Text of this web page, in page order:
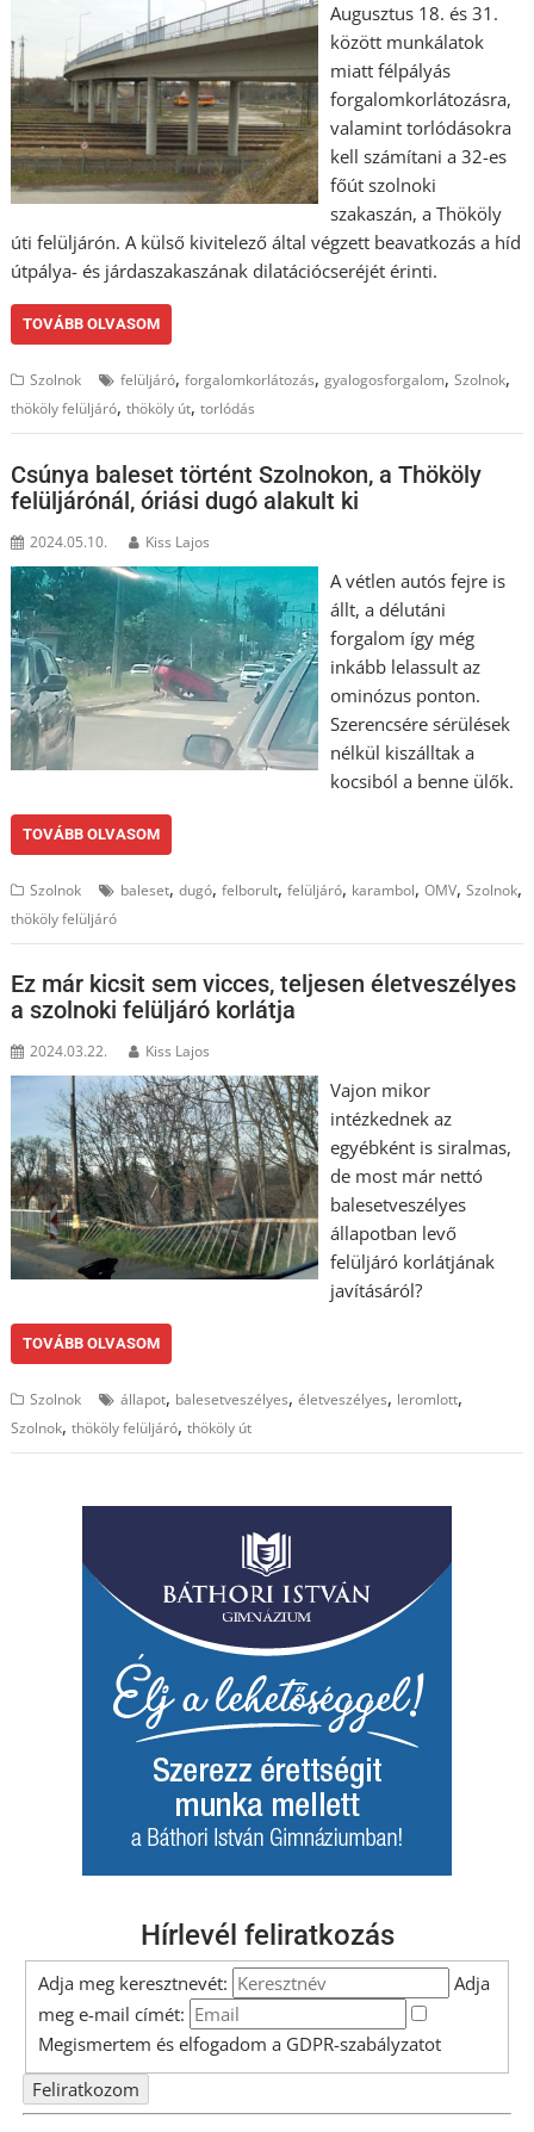
Augusztus 18. és 31.
között munkálatok
miatt félpályás
forgalomkorlátozásra,
valamint torlódásokra
kell számítani a 32-es
főút szolnoki
szakaszán, a Thököly
úti felüljárón. A külső kivitelező által végzett beavatkozás a híd
útpálya- és járdaszakaszának dilatációcseréjét érinti.
TOVÁBB OLVASOM
Szolnok felüljáró,forgalomkorlátozás,gyalogosforgalom,Szolnok,
thököly felüljáró,thököly út,torlódás
Csúnya baleset történt Szolnokon, a Thököly
felüljárónál, óriási dugó alakult ki
2024.05.10. Kiss Lajos
A vétlen autós fejre is
állt, a délutáni
forgalom így még
inkább lelassult az
ominózus ponton.
Szerencsére sérülések
nélkül kiszálltak a
kocsiból a benne ülők.
TOVÁBB OLVASOM
Szolnok baleset,dugó,felborult,felüljáró, karambol,OMV,Szolnok,
thököly felüljáró
Ez már kicsit sem vicces, teljesen életveszélyes
a szolnoki felüljáró korlátja
2024.03.22. Kiss Lajos
Vajon mikor
intézkednek az
egyébként is siralmas,
de most már nettó
balesetveszélyes
állapotban levő
felüljáró korlátjának
javításáról?
TOVÁBB OLVASOM
Szolnok állapot, balesetveszélyes,életveszélyes, leromlott,
Szolnok,thököly felüljáró,thököly út
Hírlevél feliratkozás
Adja meg keresztnevét:
Adja
meg e-mail címét:
Megismertem és elfogadom a GDPR-szabályzatot